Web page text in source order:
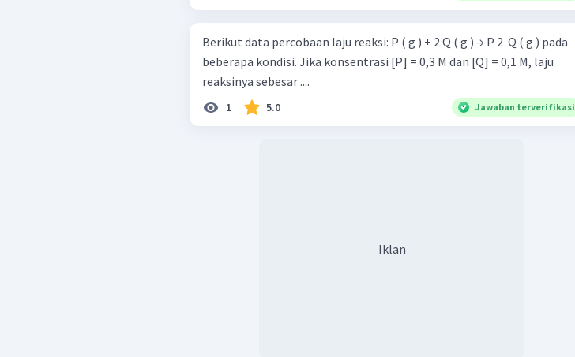
Berikut data percobaan laju reaksi: P ( g ) + 2 Q ( g ) → P 2 ​ Q ( g ) pada
beberapa kondisi. Jika konsentrasi [P] = 0,3 M dan [Q] = 0,1 M, laju
reaksinya sebesar ....
1 5.0 Jawaban terverifikasi
Iklan